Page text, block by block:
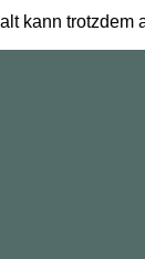
kann trotzdem